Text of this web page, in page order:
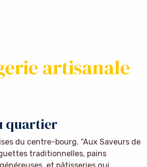
artisanale
quartier
du centre-bourg. “Aux Saveurs de
traditionnelles, pains